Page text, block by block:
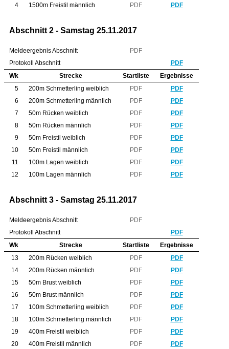
4
1500m Freistil männlich PDF PDF
Abschnitt 2 - Samstag 25.11.2017
Meldeergebnis Abschnitt
PDF
Protokoll Abschnitt
PDF
Wk
Strecke Startliste
Ergebnisse
5
200m Schmetterling weiblich PDF
PDF
6
200m Schmetterling männlich PDF
PDF
7
50m Rücken weiblich PDF
PDF
8
50m Rücken männlich PDF
PDF
9
50m Freistil weiblich PDF
PDF
10
50m Freistil männlich PDF
PDF
11
100m Lagen weiblich PDF
PDF
12
100m Lagen männlich PDF PDF
Abschnitt 3 - Samstag 25.11.2017
Meldeergebnis Abschnitt
PDF
Protokoll Abschnitt
PDF
Wk
Strecke Startliste
Ergebnisse
13
200m Rücken weiblich PDF
PDF
14
200m Rücken männlich PDF
PDF
15
50m Brust weiblich PDF
PDF
16
50m Brust männlich PDF
PDF
17
100m Schmetterling weiblich PDF
PDF
18
100m Schmetterling männlich PDF
PDF
19
400m Freistil weiblich PDF
PDF
20
400m Freistil männlich PDF PDF